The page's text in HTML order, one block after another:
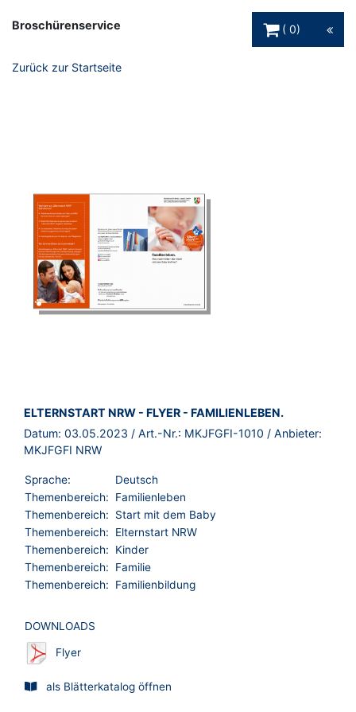
Broschürenservice
0
Zurück zur Startseite
BROSCHÜRE:
ELTERNSTART NRW - FLYER - ​FAMILIENLEBEN.
Datum: 03.05.2023 / Art.-Nr.: MKJFGFI-1010 / Anbieter:
MKJFGFI NRW
Sprache:
Deutsch
Themenbereich:
Familienleben
Themenbereich:
Start mit dem Baby
Themenbereich:
Elternstart NRW
Themenbereich:
Kinder
Themenbereich:
Familie
Themenbereich:
Familienbildung
DOWNLOADS
Flyer
als Blätterkatalog öffnen